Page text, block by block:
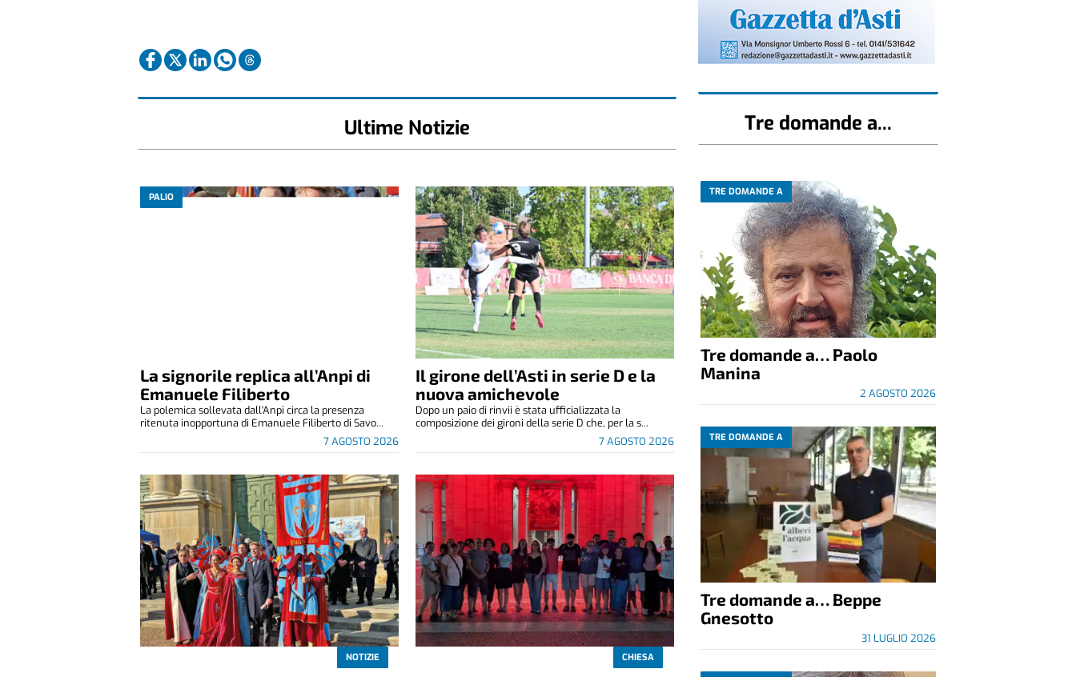
Ultime Notizie
PALIO
La signorile replica all’Anpi di
Emanuele Filiberto
7 AGOSTO 2026
La polemica sollevata dall'Anpi circa la presenza
ritenuta inopportuna di Emanuele Filiberto di Savo...
Il girone dell’Asti in serie D e la
nuova amichevole
7 AGOSTO 2026
Dopo un paio di rinvii è stata ufficializzata la
composizione dei gironi della serie D che, per la s...
NOTIZIE CHIESA
Tre domande a...
TRE DOMANDE A
Tre domande a… Paolo
Manina
2 AGOSTO 2026
TRE DOMANDE A
Tre domande a… Beppe
Gnesotto
31 LUGLIO 2026